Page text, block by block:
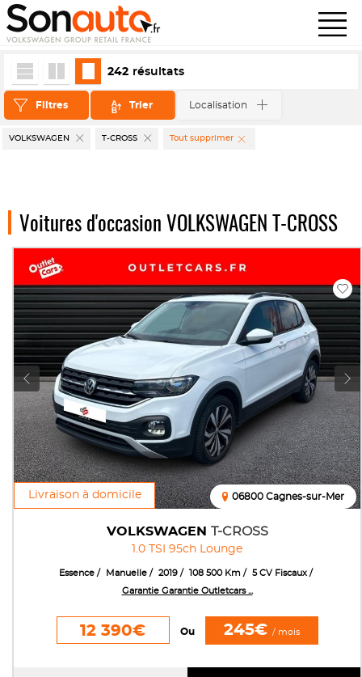
VOLKSWAGEN T-CROSS Tout supprimer
Filtres Trier Localisation
242 résultats
Voitures d'occasion VOLKSWAGEN T-CROSS
Livraison à domicile
VOLKSWAGEN T-CROSS
1.0 TSI 95ch Lounge
06800 Cagnes-sur-Mer
Essence Manuelle 2019 108 500 Km
5 CV Fiscaux
Garantie Garantie Outletcars ...
12 390€ Ou 245€ / mois